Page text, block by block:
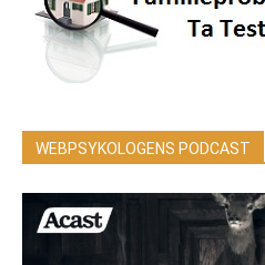
WEBPSYKOLOGENS PODCAST